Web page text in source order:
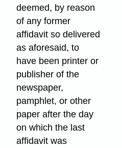
deemed, by reason
of any former
affidavit so delivered
as aforesaid, to
have been printer or
publisher of the
newspaper,
pamphlet, or other
paper after the day
on which the last
affidavit was